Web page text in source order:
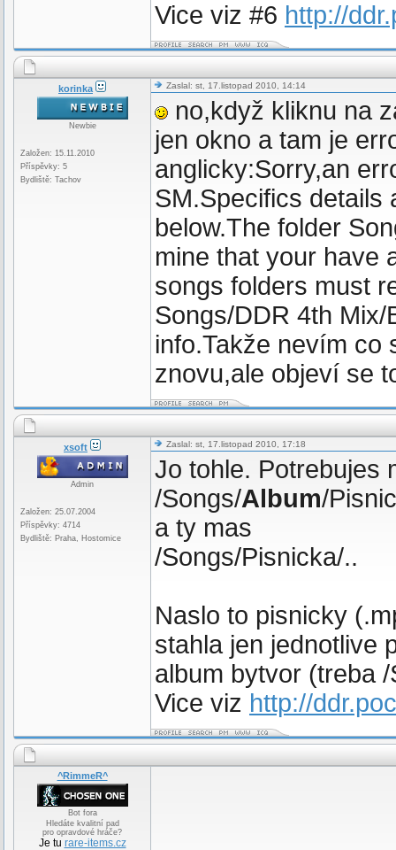
Vice viz #6 http://
korinka
Newbie
Založen: 15.11.2010
Příspěvky: 5
Bydliště: Tachov
Zaslal: st, 17.listopad 2010, 14:14
no,když kliknu na
jen okno a tam je
anglicky:Sorry,an
SM.Specifics details
below.The folder
mine that your have
songs folders must
Songs/DDR 4th
info.Takže nevím co
znovu,ale objeví se
xsoft
Admin
Založen: 25.07.2004
Příspěvky: 4714
Bydliště: Praha, Hostomice
Zaslal: st, 17.listopad 2010, 17:18
Jo tohle. Potrebujes
/Songs/Album/
a ty mas
/Songs/Pisnicka/..
Naslo to pisnicky
stahla jen jednotlive
album bytvor (treba
Vice viz http://
^RimmeR^
Bot fora
Hledáte kvalitní pad
pro opravdové hráče?
Je tu rare-items.cz